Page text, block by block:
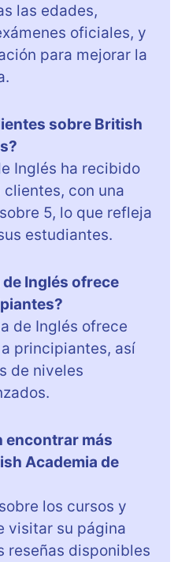
las edades,
oficiales, y
para mejorar la
sobre British
Inglés ha recibido
con una
5, lo que refleja
estudiantes.
Inglés ofrece
de Inglés ofrece
principiantes, así
de niveles
encontrar más
Academia de
los cursos y
visitar su página
reseñas disponibles